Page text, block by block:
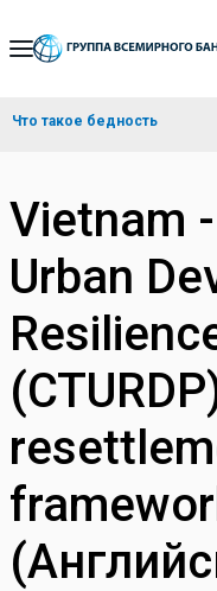
Skip
Navigation
Что такое бедность
Vietnam
Urban